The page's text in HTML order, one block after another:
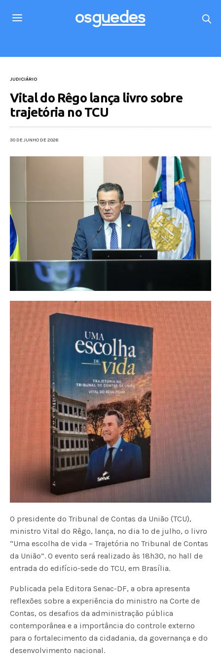
JUDICIÁRIO
Vital do Rêgo lança livro sobre
trajetória no TCU
30 DE JUNHO DE 2026
O presidente do Tribunal de Contas da União (TCU),
ministro Vital do Rêgo, lança, no dia 1º de julho, o livro
“Uma escolha de vida – Trajetória no Tribunal de Contas
da União”. O evento será realizado às 18h30, no hall de
entrada do edifício-sede do TCU, em Brasília.
Publicada pela Editora Senac-DF, a obra apresenta
reflexões sobre a experiência do ministro na Corte de
Contas, os desafios da administração pública
contemporânea e a importância do controle externo
para o fortalecimento da cidadania, da governança e do
desenvolvimento nacional.